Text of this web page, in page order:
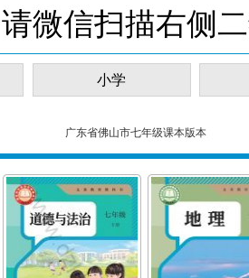
微信扫描右侧
小学
广东省佛山市七年级课本版本